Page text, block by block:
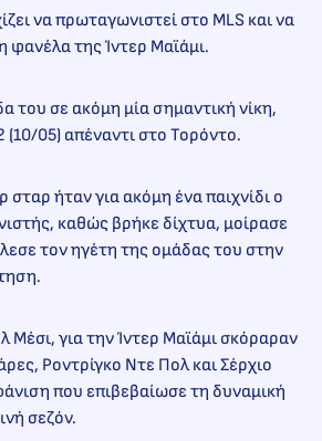
να πρωταγωνιστεί στο MLS και να
φανέλα της Ίντερ Μαϊάμι.
του σε ακόμη μία σημαντική νίκη,
05) απέναντι στο Τορόντο.
σταρ ήταν για ακόμη ένα παιχνίδι ο
καθώς βρήκε δίχτυα, μοίρασε
τον ηγέτη της ομάδας του στην
Μέσι, για την Ίντερ Μαϊάμι σκόραραν
Ροντρίγκο Ντε Πολ και Σέρχιο
που επιβεβαίωσε τη δυναμική
σεζόν.